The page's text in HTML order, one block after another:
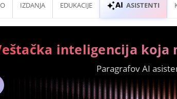
IZDANJA EDUKACIJE ASISTENTI
inteligencija koja
Paragrafov AI